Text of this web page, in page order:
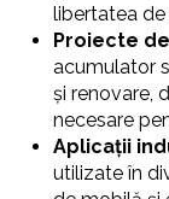
libertatea de
Proiecte
acumulator
și renovare,
necesare
Aplicații
utilizate în